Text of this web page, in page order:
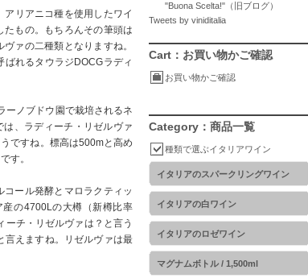
リアニコ種を使用したワイ
もの。もちろんその筆頭は
ァの二種類となりますね。
れるタウラジDOCGラディ
ーノブドウ園で栽培されるネ
、ラディーチ・リゼルヴァ
ですね。標高は500mと高め
す。
ール発酵とマロラクティッ
の4700Lの大樽（新樽比率
チ・リゼルヴァは？と言う
言えますね。リゼルヴァは最
"Buona Scelta!"（旧ブログ）
Tweets by viniditalia
Cart：お買い物かご確認
お買い物かご確認
Category：商品一覧
種類で選ぶイタリアワイン
イタリアのスパークリングワイン
イタリアの白ワイン
イタリアのロゼワイン
マグナムボトル / 1,500ml